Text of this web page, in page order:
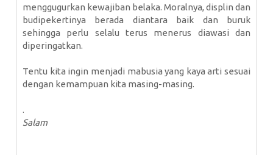
menggugurkan kewajiban belaka. Moralnya, displin dan
budipekertinya berada diantara baik dan buruk
sehingga perlu selalu terus menerus diawasi dan
diperingatkan.
Tentu kita ingin menjadi mabusia yang kaya arti sesuai
dengan kemampuan kita masing-masing.
.
Salam